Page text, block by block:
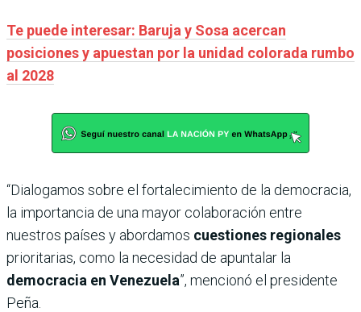
Te puede interesar: Baruja y Sosa acercan
posiciones y apuestan por la unidad colorada rumbo
al 2028
“Dialogamos sobre el fortalecimiento de la democracia,
la importancia de una mayor colaboración entre
nuestros países y abordamos cuestiones regionales
prioritarias, como la necesidad de apuntalar la
democracia en Venezuela”, mencionó el presidente
Peña.